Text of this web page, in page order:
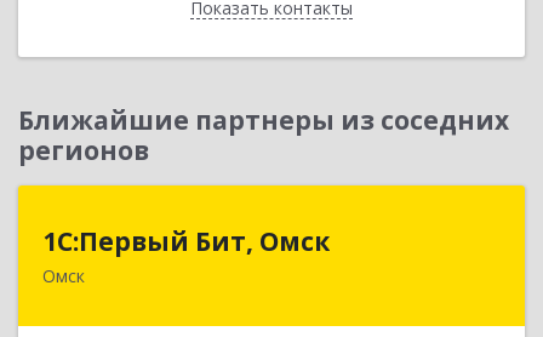
Показать контакты
Назад
Ближайшие партнеры из соседних
регионов
1С:Первый Бит, Омск
Омск
644099, Омская обл, Омск г, Гагарина ул, дом №